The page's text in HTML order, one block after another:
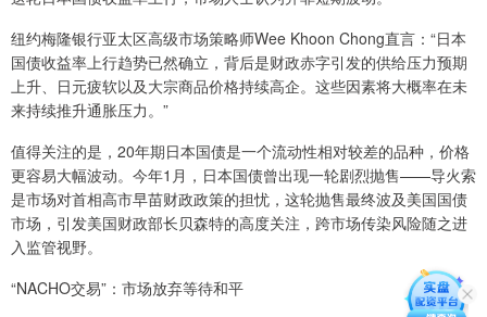
纽约梅隆银行亚太区高级市场策略师Wee Khoon Chong直言：“日本
国债收益率上行趋势已然确立，背后是财政赤字引发的供给压力预期
上升、日元疲软以及大宗商品价格持续高企。这些因素将大概率在未
来持续推升通胀压力。”
值得关注的是，20年期日本国债是一个流动性相对较差的品种，价格
更容易大幅波动。今年1月，日本国债曾出现一轮剧烈抛售——导火索
是市场对首相高市早苗财政政策的担忧，这轮抛售最终波及美国国债
市场，引发美国财政部长贝森特的高度关注，跨市场传染风险随之进
入监管视野。
“NACHO交易”：市场放弃等待和平